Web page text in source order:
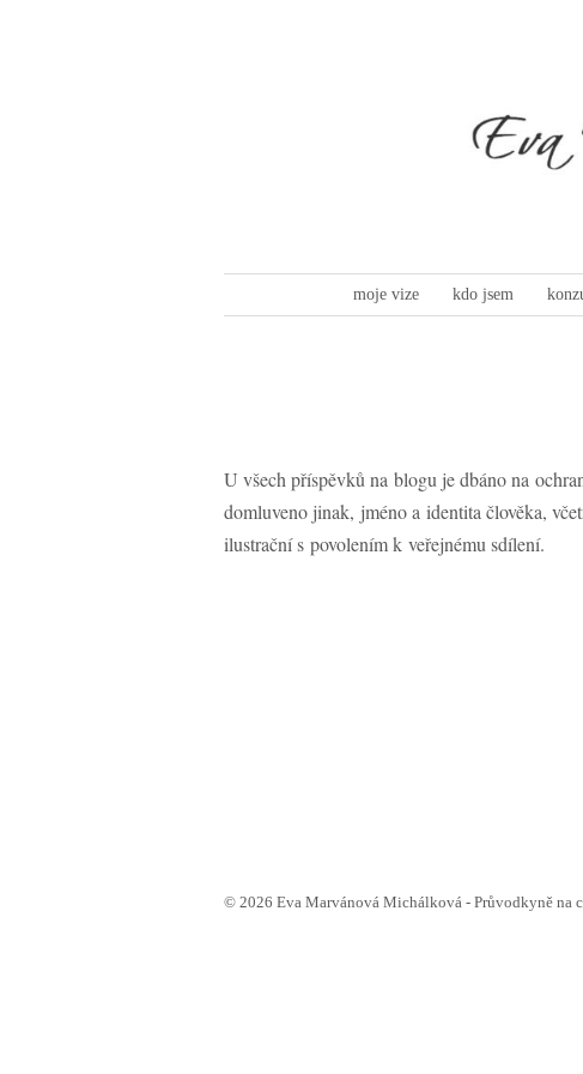
moje vize kdo jsem
U všech příspěvků na blogu je dbáno na
domluveno jinak, jméno a identita člověka,
ilustrační s povolením k veřejnému sdílení.
© 2026 Eva Marvánová Michálková - Průvodkyně na